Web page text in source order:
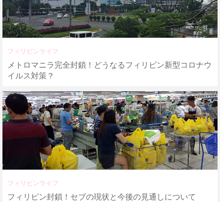
フィリピンライフ
メトロマニラ完全封鎖！どうなるフィリピン新型コロナウ
イルス対策？
フィリピンライフ
フィリピン封鎖！セブの現状と今後の見通しについて